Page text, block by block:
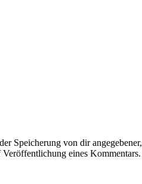
Speicherung von dir
eines Kommentars.